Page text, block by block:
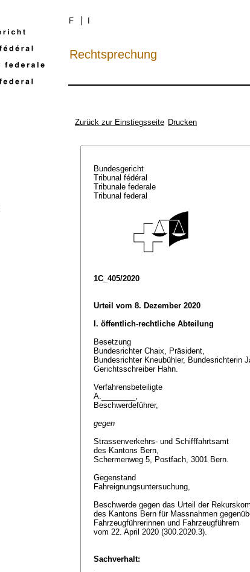
F
Rechtsprechung
Zurück zur Einstiegsseite Drucken
Bundesgericht
Tribunal fédéral
Tribunale federale
Tribunal federal
1C_405/2020
Urteil vom 8. Dezember 2020
I. öffentlich-rechtliche Abteilung
Besetzung
Bundesrichter Chaix, Präsident,
Bundesrichter Kneubühler, Bundesrichterin
Gerichtsschreiber Hahn.
Verfahrensbeteiligte
A.________,
Beschwerdeführer,
gegen
Strassenverkehrs- und Schifffahrtsamt
des Kantons Bern,
Schermenweg 5, Postfach, 3001 Bern.
Gegenstand
Fahreignungsuntersuchung,
Beschwerde gegen das Urteil der
des Kantons Bern für Massnahmen
Fahrzeugführerinnen und Fahrzeugführern
vom 22. April 2020 (300.2020.3).
Sachverhalt: